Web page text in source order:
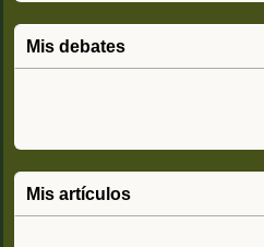
Mis debates
Mis artículos